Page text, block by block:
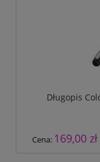
Długopis
Cena: 169,00 zł